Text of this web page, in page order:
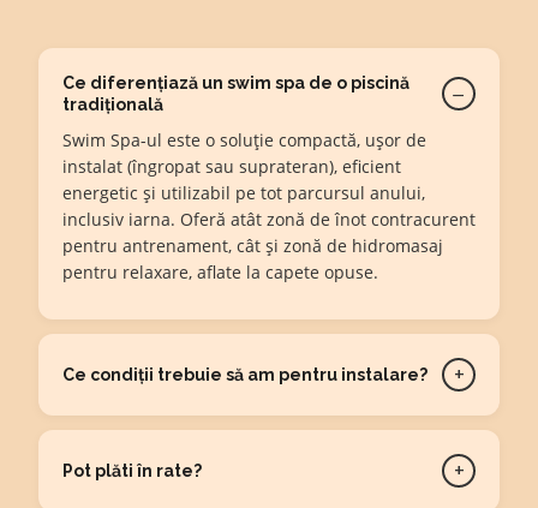
Ce diferențiază un swim spa de o piscină
tradițională
−
Swim Spa-ul este o soluție compactă, ușor de
instalat (îngropat sau suprateran), eficient
energetic și utilizabil pe tot parcursul anului,
inclusiv iarna. Oferă atât zonă de înot contracurent
pentru antrenament, cât și zonă de hidromasaj
pentru relaxare, aflate la capete opuse.
Ce condiții trebuie să am pentru instalare? +
Pot plăti în rate? +